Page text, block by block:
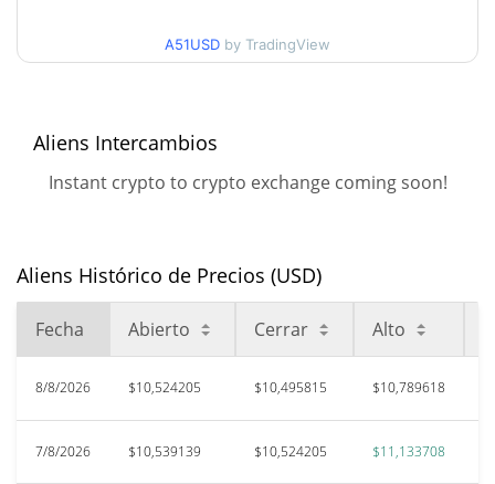
jul. 6, 2026 (1 months ago)
59.11%
A51USD by TradingView
Aliens Intercambios
Instant crypto to crypto exchange coming soon!
Aliens Histórico de Precios (USD)
Fecha Abierto Cerrar Alto
8/8/2026 $10,524205 $10,495815 $10,789618
7/8/2026 $10,539139 $10,524205 $11,133708